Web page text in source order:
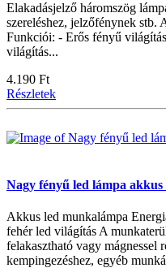
Elakadásjelző háromszög
szereléshez, jelzőfénynek stb.
Funkciói: - Erős fényű
világítás...
4.190 Ft
Részletek
Nagy fényű led lámpa
Akkus led munkalámpa
fehér led világítás A
felakasztható vagy mágnessel
kempingezéshez, egyéb